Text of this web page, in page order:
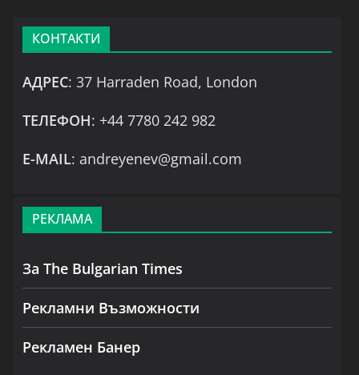
КОНТАКТИ
АДРЕС: 37 Harraden Road, London
ТЕЛЕФОН: +44 7780 242 982
Е-MAIL: andreyenev@gmail.com
РЕКЛАМА
За The Bulgarian Times
Рекламни Възможности
Рекламен Банер